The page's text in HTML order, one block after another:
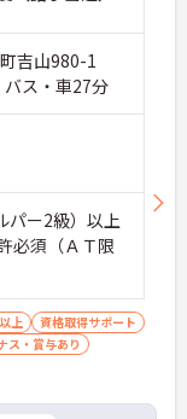
吉山980-1
バス・車27分
パー2級）以上
必須（ＡＴ限
上
資格取得サポート
ス・賞与あり